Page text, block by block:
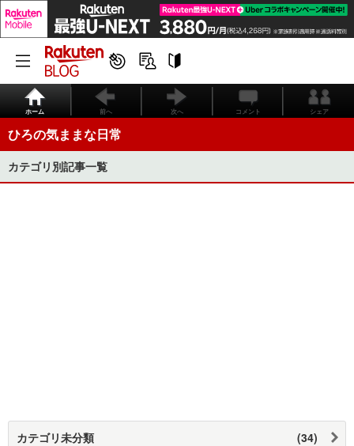
ホーム 前へ 次へ コメント シェア
ひろの気ままな日常
カテゴリ別記事一覧
カテゴリ未分類 (34)